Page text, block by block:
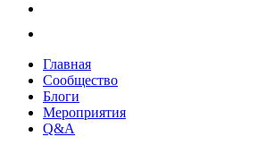
Главная
Сообщество
Блоги
Мероприятия
Q&A